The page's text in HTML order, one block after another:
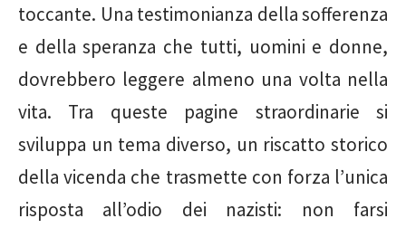
toccante. Una testimonianza della sofferenza
e della speranza che tutti, uomini e donne,
dovrebbero leggere almeno una volta nella
vita. Tra queste pagine straordinarie si
sviluppa un tema diverso, un riscatto storico
della vicenda che trasmette con forza l’unica
risposta all’odio dei nazisti: non farsi